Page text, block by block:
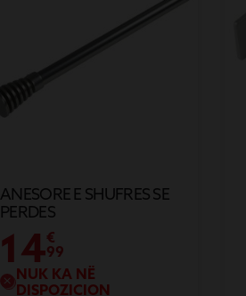
ANESORE E SHUFRES SE
PERDES
14€
99
NUK KA NË
DISPOZICION